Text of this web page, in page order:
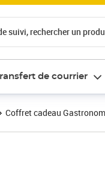
suivi, rechercher un
de courrier
Coffret cadeau